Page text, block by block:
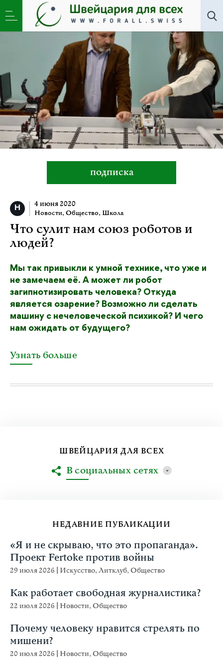
Все авторы»Олег Пенский
подписка
4 июня 2020
Новости, Общество, Школа
Что сулит нам союз роботов и
людей?
Мы так привыкли к умной технике, что уже и
не замечаем её. А может ли робот
загипнотизировать человека? Откуда
является озарение? Возможно ли сделать
машину с нечеловеческой психикой? И чего
нам ожидать от будущего?
Узнать больше
НЕДАВНИЕ ПУБЛИКАЦИИ
«Я и не скрываю, что это пропаганда».
Проект Fertoke против войны
29 июля 2026 Искусство,Литклуб,Общество
Как работает свободная журналистика?
22 июля 2026 Новости,Общество
Почему человеку нравится стрелять по
мишени?
20 июля 2026 Новости,Общество
ШВЕЙЦАРИЯ ДЛЯ ВСЕХ
В социальных сетях